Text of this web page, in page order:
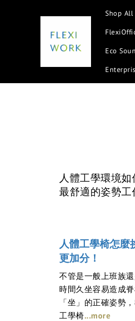
Shop All
Eco
人體工學環境
最舒適的姿勢工
人體工學椅怎麼
更加分！
不管是一般上班族
時間久坐容易造成
「坐」的正確姿勢
工學椅...more